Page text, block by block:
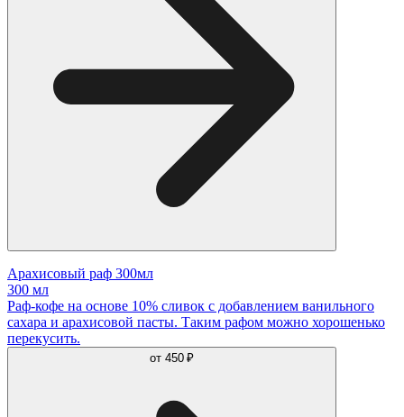
Арахисовый раф 300мл
300 мл
Раф-кофе на основе 10% сливок с добавлением ванильного
сахара и арахисовой пасты. Таким рафом можно хорошенько
перекусить.
от 450 ₽